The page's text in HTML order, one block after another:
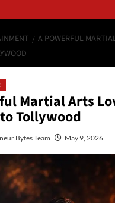
A POWERFUL
Martial Arts
Tollywood
Bytes Team May 9, 2026